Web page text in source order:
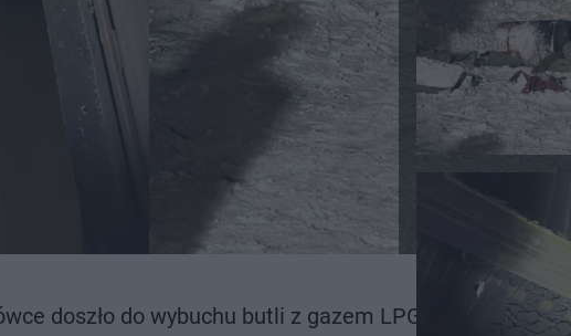
doszło do wybuchu butli z gazem LPG. W wyniku